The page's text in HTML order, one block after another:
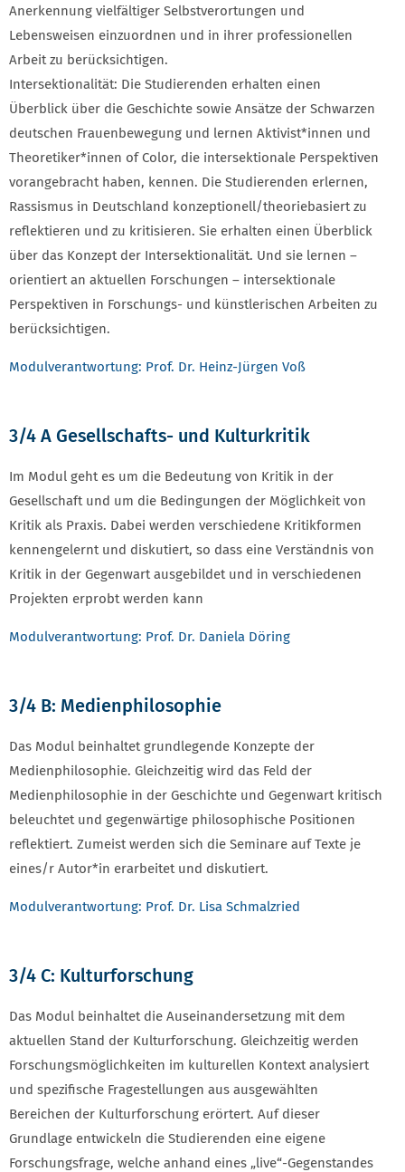
Anerkennung vielfältiger Selbstverortungen und
Lebensweisen einzuordnen und in ihrer professionellen
Arbeit zu berücksichtigen.
Intersektionalität: Die Studierenden erhalten einen
Überblick über die Geschichte sowie Ansätze der Schwarzen
deutschen Frauenbewegung und lernen Aktivist*innen und
Theoretiker*innen of Color, die intersektionale Perspektiven
vorangebracht haben, kennen. Die Studierenden erlernen,
Rassismus in Deutschland konzeptionell/theoriebasiert zu
reflektieren und zu kritisieren. Sie erhalten einen Überblick
über das Konzept der Intersektionalität. Und sie lernen –
orientiert an aktuellen Forschungen – intersektionale
Perspektiven in Forschungs- und künstlerischen Arbeiten zu
berücksichtigen.
Modulverantwortung: Prof. Dr. Heinz-Jürgen Voß
3/4 A Gesellschafts- und Kulturkritik
Im Modul geht es um die Bedeutung von Kritik in der
Gesellschaft und um die Bedingungen der Möglichkeit von
Kritik als Praxis. Dabei werden verschiedene Kritikformen
kennengelernt und diskutiert, so dass eine Verständnis von
Kritik in der Gegenwart ausgebildet und in verschiedenen
Projekten erprobt werden kann
Modulverantwortung: Prof. Dr. Daniela Döring
3/4 B: Medienphilosophie
Das Modul beinhaltet grundlegende Konzepte der
Medienphilosophie. Gleichzeitig wird das Feld der
Medienphilosophie in der Geschichte und Gegenwart kritisch
beleuchtet und gegenwärtige philosophische Positionen
reflektiert. Zumeist werden sich die Seminare auf Texte je
eines/r Autor*in erarbeitet und diskutiert.
Modulverantwortung: Prof. Dr. Lisa Schmalzried
3/4 C: Kulturforschung
Das Modul beinhaltet die Auseinandersetzung mit dem
aktuellen Stand der Kulturforschung. Gleichzeitig werden
Forschungsmöglichkeiten im kulturellen Kontext analysiert
und spezifische Fragestellungen aus ausgewählten
Bereichen der Kulturforschung erörtert. Auf dieser
Grundlage entwickeln die Studierenden eine eigene
Forschungsfrage, welche anhand eines „live“-Gegenstandes